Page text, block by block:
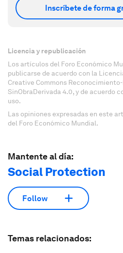
Inscríbete de forma
Licencia y republicación
Los artículos del Foro Económico
publicarse de acuerdo con la
Creative Commons
SinObraDerivada 4.0, y de acuerdo
uso.
Las opiniones expresadas en este
del Foro Económico Mundial.
Mantente al día:
Social Protection
Follow
Temas relacionados: